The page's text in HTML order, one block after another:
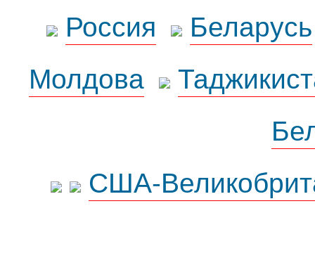
Россия
Беларусь
Молдова
США-